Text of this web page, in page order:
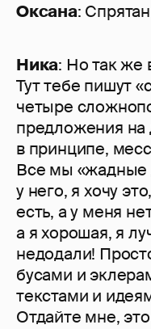
Оксана:
Ника: Но так же
Тут тебе пишут
четыре
предложения на
в принципе,
Все мы «жадные
у него, я хочу
есть, а у меня
а я хорошая, я
недодали!
бусами и
текстами и
Отдайте мне,